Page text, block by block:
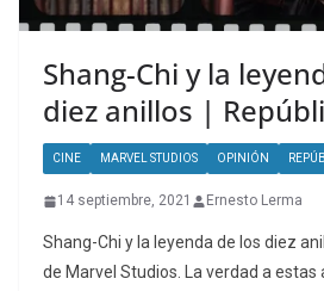
Shang-Chi y la
diez anillos |
CINE MARVEL STUDIOS OPINIÓN
14 septiembre, 2021 Ernesto Lerma
Shang-Chi y la leyenda de los diez
de Marvel Studios. La verdad a estas